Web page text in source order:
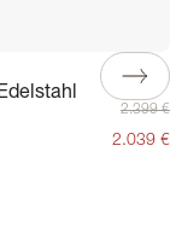
2.399 €
2.039 €